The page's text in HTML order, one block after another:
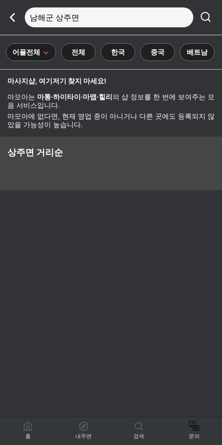
남해군 상주면
어플전체 전체 한국 중국 베트남
마사지샵, 여기저기 찾지 마세요!
마모아는 마통·하이타이·마맵·힐리 의 샵 정보를 한 번에 보여주는 모
음 서비스입니다.
마모아에 없다면, 현재 영업 중이 아니거나 다른 곳에도 등록되지 않
았을 가능성이 높습니다.
상주면 거리순
홈 내주변 검색 문의